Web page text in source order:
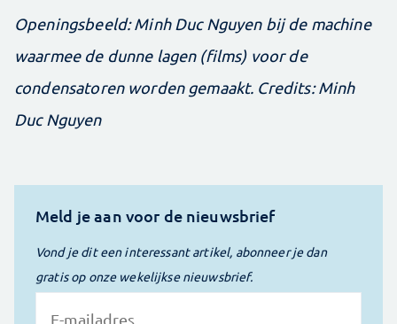
Openingsbeeld: Minh Duc Nguyen bij de machine
waarmee de dunne lagen (films) voor de
condensatoren worden gemaakt. Credits: Minh
Duc Nguyen
Meld je aan voor de nieuwsbrief
Vond je dit een interessant artikel, abonneer je dan
gratis op onze wekelijkse nieuwsbrief.